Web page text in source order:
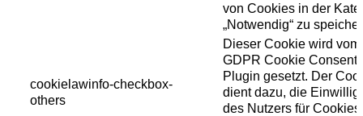
von Cookies in der
„Notwendig“ zu
cookielawinfo-checkbox-
others
Dieser Cookie wird vom
GDPR Cookie Consent
Plugin gesetzt. Der
dient dazu, die
des Nutzers für Cookies